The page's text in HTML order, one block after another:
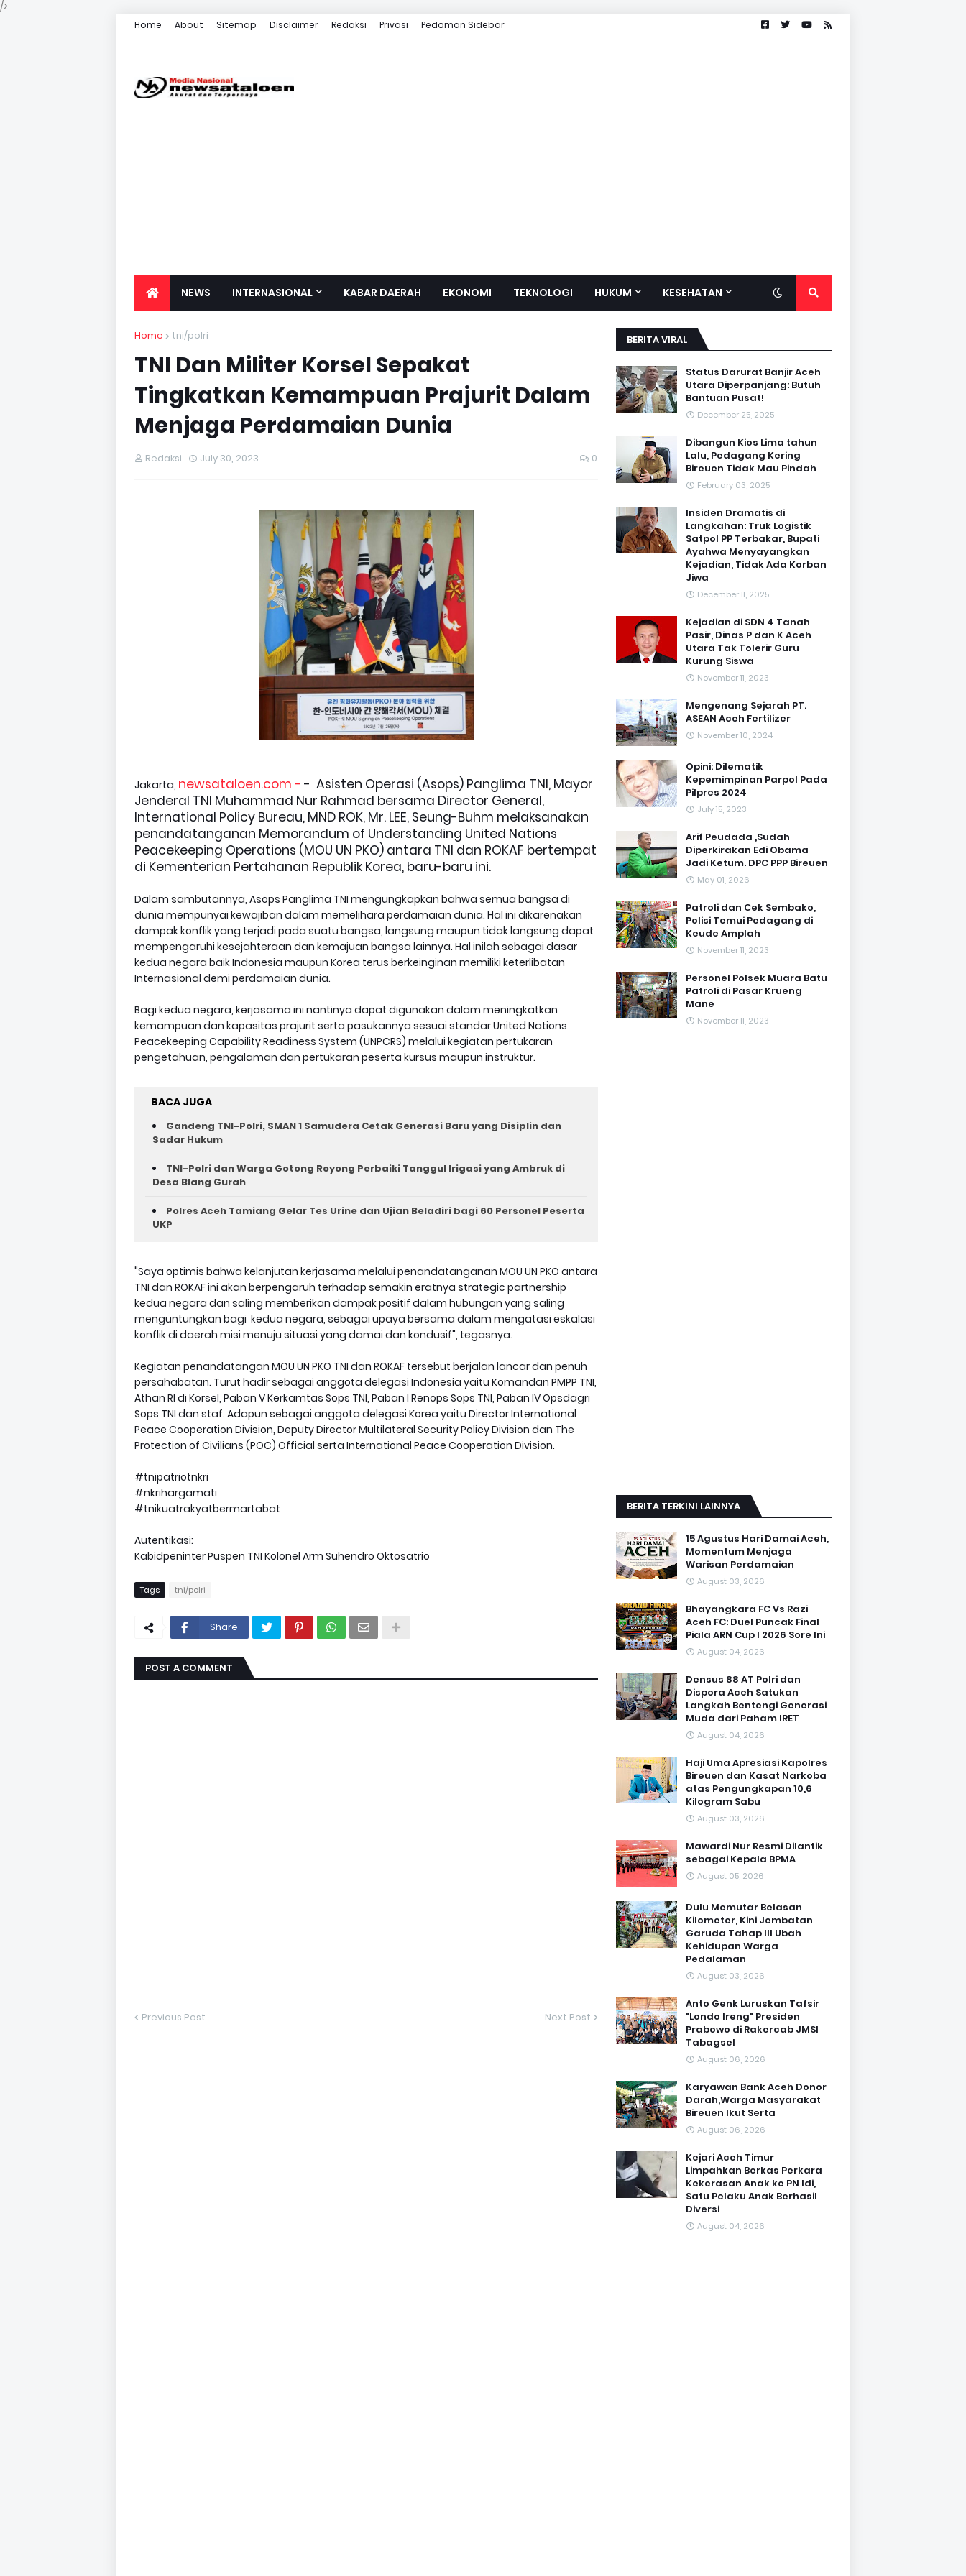
/>
Home About Sitemap Disclaimer Redaksi Privasi Pedoman Sidebar
NEWS INTERNASIONAL KABAR DAERAH EKONOMI TEKNOLOGI HUKUM KESEHATAN
Home tni/polri
TNI Dan Militer Korsel Sepakat
Tingkatkan Kemampuan Prajurit Dalam
Menjaga Perdamaian Dunia
Redaksi July 30, 2023 0
Jakarta, newsataloen.com - - Asisten Operasi (Asops) Panglima TNI, Mayor
Jenderal TNI Muhammad Nur Rahmad bersama Director General,
International Policy Bureau, MND ROK, Mr. LEE, Seung-Buhm melaksanakan
penandatanganan Memorandum of Understanding United Nations
Peacekeeping Operations (MOU UN PKO) antara TNI dan ROKAF bertempat
di Kementerian Pertahanan Republik Korea, baru-baru ini.
Dalam sambutannya, Asops Panglima TNI mengungkapkan bahwa semua bangsa di
dunia mempunyai kewajiban dalam memelihara perdamaian dunia. Hal ini dikarenakan
dampak konflik yang terjadi pada suatu bangsa, langsung maupun tidak langsung dapat
mempengaruhi kesejahteraan dan kemajuan bangsa lainnya. Hal inilah sebagai dasar
kedua negara baik Indonesia maupun Korea terus berkeinginan memiliki keterlibatan
Internasional demi perdamaian dunia.
Bagi kedua negara, kerjasama ini nantinya dapat digunakan dalam meningkatkan
kemampuan dan kapasitas prajurit serta pasukannya sesuai standar United Nations
Peacekeeping Capability Readiness System (UNPCRS) melalui kegiatan pertukaran
pengetahuan, pengalaman dan pertukaran peserta kursus maupun instruktur.
BACA JUGA
Gandeng TNI-Polri, SMAN 1 Samudera Cetak Generasi Baru yang Disiplin dan
Sadar Hukum
TNI-Polri dan Warga Gotong Royong Perbaiki Tanggul Irigasi yang Ambruk di
Desa Blang Gurah
Polres Aceh Tamiang Gelar Tes Urine dan Ujian Beladiri bagi 60 Personel Peserta
UKP
"Saya optimis bahwa kelanjutan kerjasama melalui penandatanganan MOU UN PKO antara
TNI dan ROKAF ini akan berpengaruh terhadap semakin eratnya strategic partnership
kedua negara dan saling memberikan dampak positif dalam hubungan yang saling
menguntungkan bagi kedua negara, sebagai upaya bersama dalam mengatasi eskalasi
konflik di daerah misi menuju situasi yang damai dan kondusif", tegasnya.
Kegiatan penandatangan MOU UN PKO TNI dan ROKAF tersebut berjalan lancar dan penuh
persahabatan. Turut hadir sebagai anggota delegasi Indonesia yaitu Komandan PMPP TNI,
Athan RI di Korsel, Paban V Kerkamtas Sops TNI, Paban I Renops Sops TNI, Paban IV Opsdagri
Sops TNI dan staf. Adapun sebagai anggota delegasi Korea yaitu Director International
Peace Cooperation Division, Deputy Director Multilateral Security Policy Division dan The
Protection of Civilians (POC) Official serta International Peace Cooperation Division.
#tnipatriotnkri
#nkrihargamati
#tnikuatrakyatbermartabat
Autentikasi:
Kabidpeninter Puspen TNI Kolonel Arm Suhendro Oktosatrio
Tags tni/polri
Share
POST A COMMENT
Previous Post Next Post
BERITA VIRAL
Status Darurat Banjir Aceh
Utara Diperpanjang: Butuh
Bantuan Pusat!
December 25, 2025
Dibangun Kios Lima tahun
Lalu, Pedagang Kering
Bireuen Tidak Mau Pindah
February 03, 2025
Insiden Dramatis di
Langkahan: Truk Logistik
Satpol PP Terbakar, Bupati
Ayahwa Menyayangkan
Kejadian, Tidak Ada Korban
Jiwa
December 11, 2025
Kejadian di SDN 4 Tanah
Pasir, Dinas P dan K Aceh
Utara Tak Tolerir Guru
Kurung Siswa
November 11, 2023
Mengenang Sejarah PT.
ASEAN Aceh Fertilizer
November 10, 2024
Opini: Dilematik
Kepemimpinan Parpol Pada
Pilpres 2024
July 15, 2023
Arif Peudada ,Sudah
Diperkirakan Edi Obama
Jadi Ketum. DPC PPP Bireuen
May 01, 2026
Patroli dan Cek Sembako,
Polisi Temui Pedagang di
Keude Amplah
November 11, 2023
Personel Polsek Muara Batu
Patroli di Pasar Krueng
Mane
November 11, 2023
BERITA TERKINI LAINNYA
15 Agustus Hari Damai Aceh,
Momentum Menjaga
Warisan Perdamaian
August 03, 2026
Bhayangkara FC Vs Razi
Aceh FC: Duel Puncak Final
Piala ARN Cup I 2026 Sore Ini
August 04, 2026
Densus 88 AT Polri dan
Dispora Aceh Satukan
Langkah Bentengi Generasi
Muda dari Paham IRET
August 04, 2026
Haji Uma Apresiasi Kapolres
Bireuen dan Kasat Narkoba
atas Pengungkapan 10,6
Kilogram Sabu
August 03, 2026
Mawardi Nur Resmi Dilantik
sebagai Kepala BPMA
August 05, 2026
Dulu Memutar Belasan
Kilometer, Kini Jembatan
Garuda Tahap III Ubah
Kehidupan Warga
Pedalaman ‎
August 03, 2026
Anto Genk Luruskan Tafsir
"Londo Ireng" Presiden
Prabowo di Rakercab JMSI
Tabagsel
August 06, 2026
Karyawan Bank Aceh Donor
Darah,Warga Masyarakat
Bireuen Ikut Serta
August 06, 2026
Kejari Aceh Timur
Limpahkan Berkas Perkara
Kekerasan Anak ke PN Idi,
Satu Pelaku Anak Berhasil
Diversi
August 04, 2026